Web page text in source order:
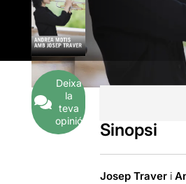
Deixa
la
teva
opinió
Sinopsi
Josep Traver i